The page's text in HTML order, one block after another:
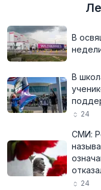
В
В
24
СМИ:
24